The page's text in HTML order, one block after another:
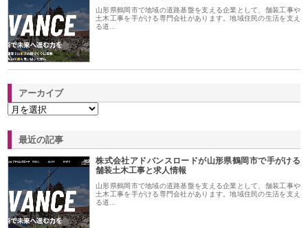
山形県鶴岡市で地域の道路基盤を支える企業として、舗装工事や
土木工事を手がける専門会社があります。地域住民の生活を支え
る道…
アーカイブ
最近の記事
株式会社アドバンスロードが山形県鶴岡市で手がける
舗装土木工事と求人情報
山形県鶴岡市で地域の道路基盤を支える企業として、舗装工事や
土木工事を手がける専門会社があります。地域住民の生活を支え
る道…